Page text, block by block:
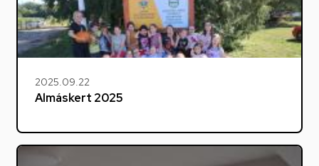
2025.09.22
Almáskert 2025